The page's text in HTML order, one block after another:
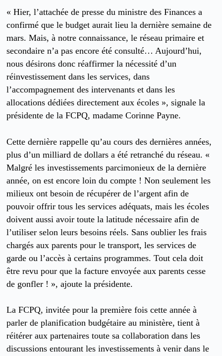
« Hier, l’attachée de presse du ministre des Finances a
confirmé que le budget aurait lieu la dernière semaine de
mars. Mais, à notre connaissance, le réseau primaire et
secondaire n’a pas encore été consulté… Aujourd’hui,
nous désirons donc réaffirmer la nécessité d’un
réinvestissement dans les services, dans
l’accompagnement des intervenants et dans les
allocations dédiées directement aux écoles », signale la
présidente de la FCPQ, madame Corinne Payne.
Cette dernière rappelle qu’au cours des dernières années,
plus d’un milliard de dollars a été retranché du réseau. «
Malgré les investissements parcimonieux de la dernière
année, on est encore loin du compte ! Non seulement les
milieux ont besoin de récupérer de l’argent afin de
pouvoir offrir tous les services adéquats, mais les écoles
doivent aussi avoir toute la latitude nécessaire afin de
l’utiliser selon leurs besoins réels. Sans oublier les frais
chargés aux parents pour le transport, les services de
garde ou l’accès à certains programmes. Tout cela doit
être revu pour que la facture envoyée aux parents cesse
de gonfler ! », ajoute la présidente.
La FCPQ, invitée pour la première fois cette année à
parler de planification budgétaire au ministère, tient à
réitérer aux partenaires toute sa collaboration dans les
discussions entourant les investissements à venir dans le